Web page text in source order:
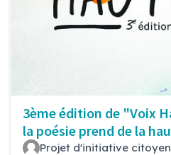
3ème édition de "Voix
la poésie prend de la
Projet d'initiative